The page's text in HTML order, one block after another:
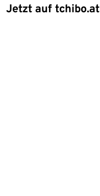
Jetzt auf tchibo.at